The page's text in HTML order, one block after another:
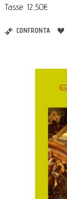
Tasse: 12,50€
CONFRONTA